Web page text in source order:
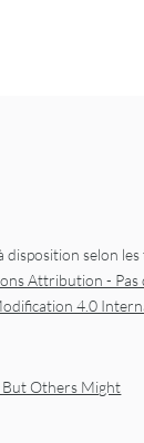
selon les
Attribution -
4.0
But Others Might